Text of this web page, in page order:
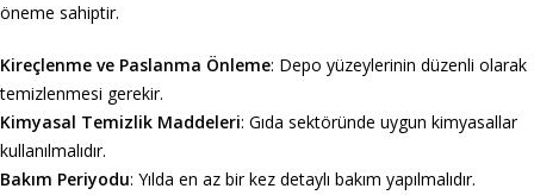
öneme sahiptir.
Kireçlenme ve Paslanma Önleme: Depo yüzeylerinin düzenli olarak
temizlenmesi gerekir.
Kimyasal Temizlik Maddeleri: Gıda sektöründe uygun kimyasallar
kullanılmalıdır.
Bakım Periyodu: Yılda en az bir kez detaylı bakım yapılmalıdır.